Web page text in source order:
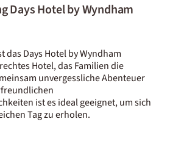
Days Hotel by Wyndham
das Days Hotel by Wyndham
Hotel, das Familien die
unvergessliche Abenteuer
ist es ideal geeignet, um sich
Tag zu erholen.